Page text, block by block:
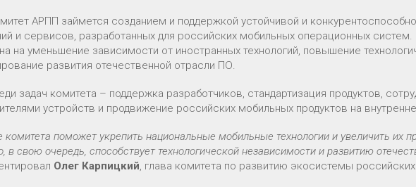
АРПП займется созданием и поддержкой устойчивой и
и сервисов, разработанных для российских мобильных операционных систем.
на уменьшение зависимости от иностранных технологий, повышение
развития отечественной отрасли ПО.
задач комитета – поддержка разработчиков, стандартизация продуктов,
устройств и продвижение российских мобильных продуктов на
комитета поможет укрепить национальные мобильные технологии и увеличить их
в свою очередь, способствует технологической независимости и развитию
Олег Карпицкий, глава комитета по развитию экосистемы